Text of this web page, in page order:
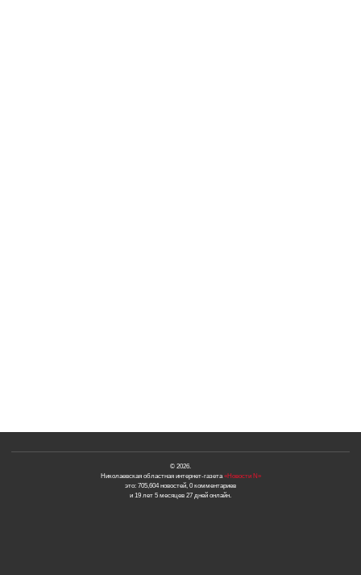
© 2026.
Николаевская областная интернет-газета«Новости N»
это: 705,604 новостей, 0 комментариев
и 19 лет 5 месяцев 27 дней онлайн.